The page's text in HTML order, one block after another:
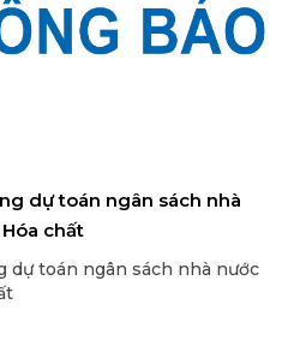
dự toán ngân sách nhà
chất
dự toán ngân sách nhà nước